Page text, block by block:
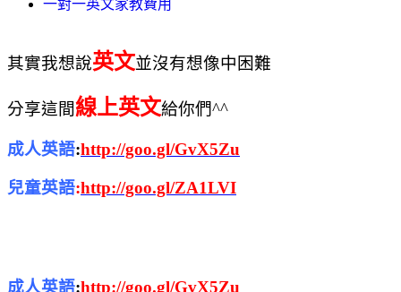
一對一英文家教費用
其實我想說英文並沒有想像中困難
分享這間線上英文給你們^^
成人英語:http://goo.gl/GvX5Zu
兒童英語:http://goo.gl/ZA1LVI
成人英語:http://goo.gl/GvX5Zu